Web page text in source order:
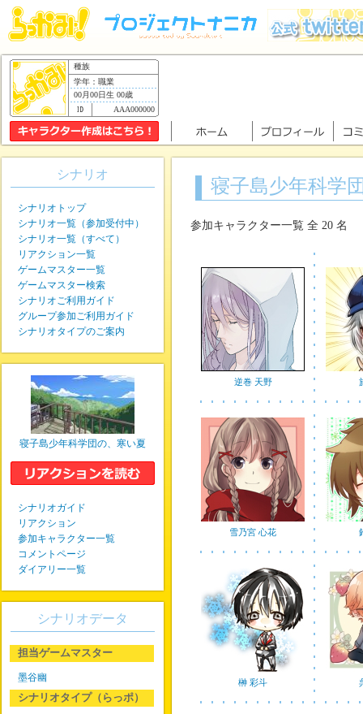
種族
学年：職業
00月00日生 00歳
AAA000000
寝子島少年科学
参加キャラクター一覧 全 20 名
逆巻 天野
雪乃宮 心花
榊 彩斗
シナリオ
シナリオトップ
シナリオ一覧（参加受付中）
シナリオ一覧（すべて）
リアクション一覧
ゲームマスター一覧
ゲームマスター検索
シナリオご利用ガイド
グループ参加ご利用ガイド
シナリオタイプのご案内
寝子島少年科学団の、寒い夏
シナリオガイド
リアクション
参加キャラクター一覧
コメントページ
ダイアリー一覧
シナリオデータ
担当ゲームマスター
墨谷幽
シナリオタイプ（らっポ）